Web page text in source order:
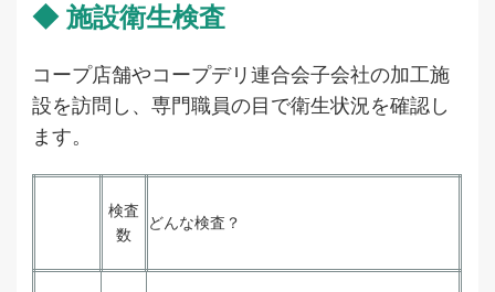
◆ 施設衛生検査
コープ店舗やコープデリ連合会子会社の加工施
設を訪問し、専門職員の目で衛生状況を確認し
ます。
検査
数
どんな検査？